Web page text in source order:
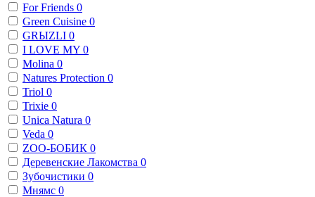
For Friends 0
Green Cuisine 0
GRЫZLI 0
I LOVE MY 0
Molina 0
Natures Protection 0
Triol 0
Trixie 0
Unica Natura 0
Veda 0
ZОО-БОБИК 0
Деревенские Лакомства 0
Зубочистики 0
Мнямс 0